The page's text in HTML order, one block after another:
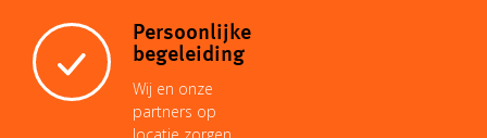
Persoonlijke
begeleiding
Wij en onze
partners op